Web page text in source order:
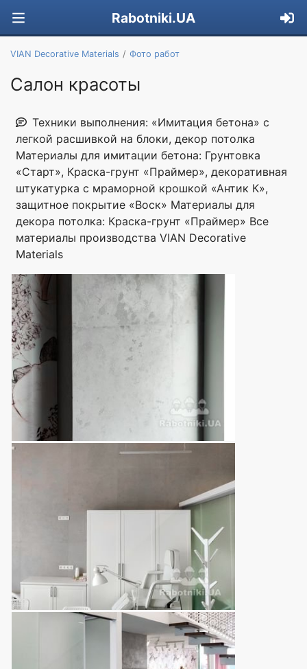
Rabotniki.UA
VIAN Decorative Materials Фото работ
Салон красоты
Техники выполнения: «Имитация бетона» с
легкой расшивкой на блоки, декор потолка
Материалы для имитации бетона: Грунтовка
«Старт», Краска-грунт «Праймер», декоративная
штукатурка с мраморной крошкой «Антик К»,
защитное покрытие «Воск» Материалы для
декора потолка: Краска-грунт «Праймер» Все
материалы производства VIAN Decorative
Materials